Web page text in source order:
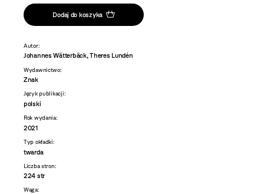
Dodaj do koszyka
Autor:
Johannes Wätterbäck, Theres Lundén
Wydawnictwo:
Znak
Język publikacji:
polski
Rok wydania:
2021
Typ okładki:
twarda
Liczba stron:
224 str
Waga: